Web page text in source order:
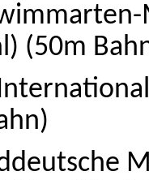
(50m